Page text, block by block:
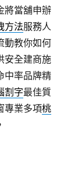
將當舖申辦
方法服務人
動教你如何
安全建商施
中率品牌精
割字最佳質
專業多項桃